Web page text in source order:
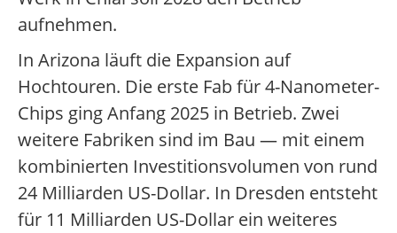
aufnehmen.
In Arizona läuft die Expansion auf
Hochtouren. Die erste Fab für 4-Nanometer-
Chips ging Anfang 2025 in Betrieb. Zwei
weitere Fabriken sind im Bau — mit einem
kombinierten Investitionsvolumen von rund
24 Milliarden US-Dollar. In Dresden entsteht
für 11 Milliarden US-Dollar ein weiteres